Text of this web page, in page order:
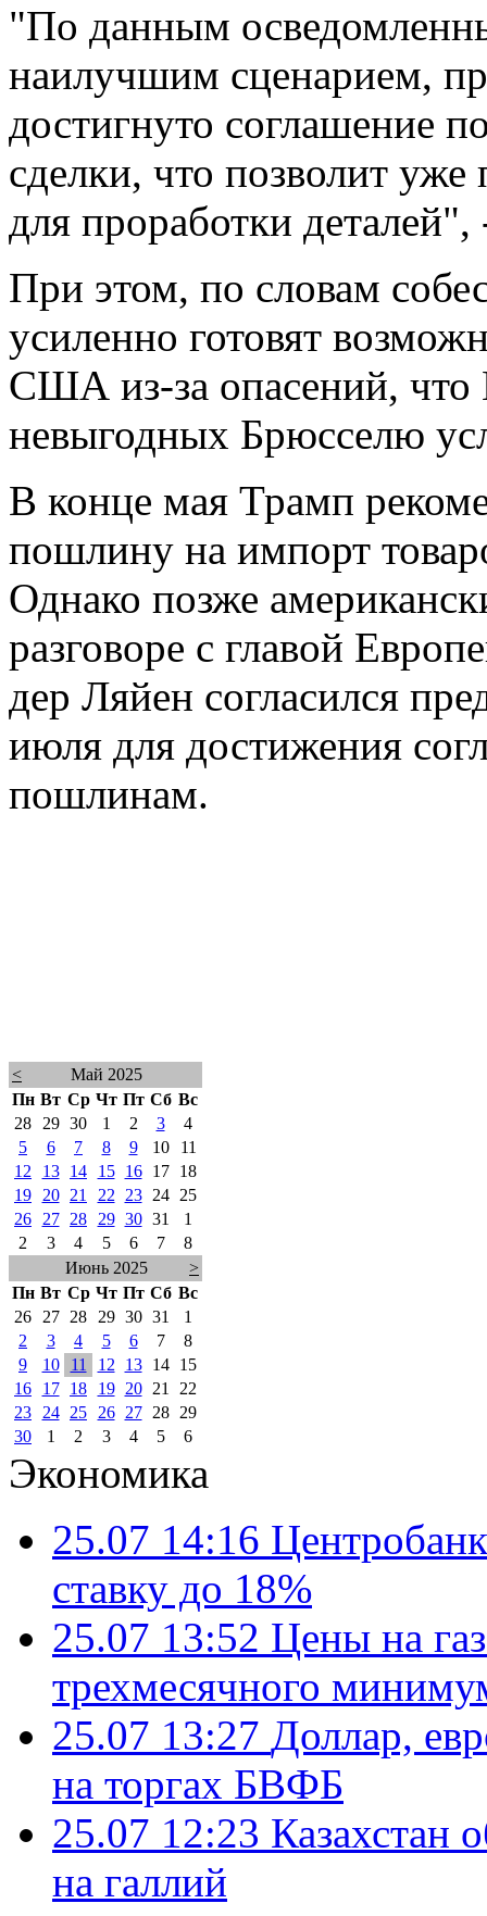
"По данным
наилучшим сценарием,
достигнуто соглашение
сделки, что позволит
для проработки
При этом, по словам
усиленно готовят
США из-за опасений, что
невыгодных Брюсселю
В конце мая Трамп
пошлину на импорт
Однако позже
разговоре с главой
дер Ляйен согласился
июля для достижения
пошлинам.
<
Май 2025
Пн Вт Ср Чт Пт Сб Вс
28
29 30 1 2 3
4
5
6 7 8 9 10
11
12
13 14 15 16 17
18
19
20 21 22 23 24
25
26
27 28 29 30 31
1
2
3 4 5 6 7
8
Июнь 2025
>
Пн Вт Ср Чт Пт Сб Вс
26
27 28 29 30 31
1
2
3 4 5 6 7
8
9
10 11 12 13 14
15
16
17 18 19 20 21
22
23
24 25 26 27 28
29
30
1 2 3 4 5 6
Экономика
25.07 14:16
ставку до 18%
25.07 13:52 Цены на
трехмесячного
25.07 13:27 Доллар,
на торгах БВФБ
25.07 12:23 Казахстан
на галлий